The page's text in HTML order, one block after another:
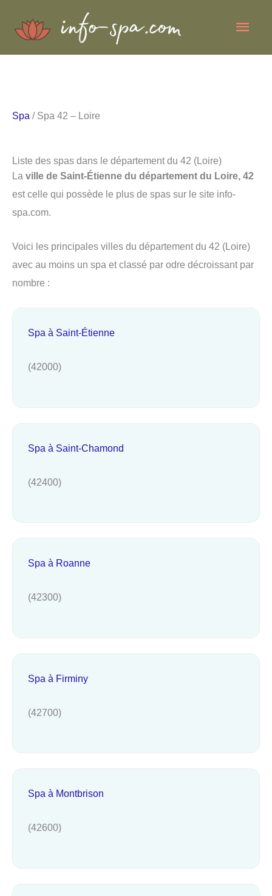
Spa / Spa 42 – Loire
Liste des spas dans le département du 42 (Loire)
La ville de Saint-Étienne du département du Loire, 42
est celle qui possède le plus de spas sur le site info-
spa.com.
Voici les principales villes du département du 42 (Loire)
avec au moins un spa et classé par odre décroissant par
nombre :
Spa à Saint-Étienne
(42000)
Spa à Saint-Chamond
(42400)
Spa à Roanne
(42300)
Spa à Firminy
(42700)
Spa à Montbrison
(42600)